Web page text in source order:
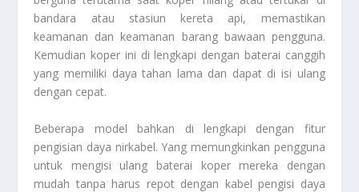
bandara atau stasiun kereta api, memastikan
keamanan dan keamanan barang bawaan pengguna.
Kemudian koper ini di lengkapi dengan baterai canggih
yang memiliki daya tahan lama dan dapat di isi ulang
dengan cepat.
Beberapa model bahkan di lengkapi dengan fitur
pengisian daya nirkabel. Yang memungkinkan pengguna
untuk mengisi ulang baterai koper mereka dengan
mudah tanpa harus repot dengan kabel pengisi daya